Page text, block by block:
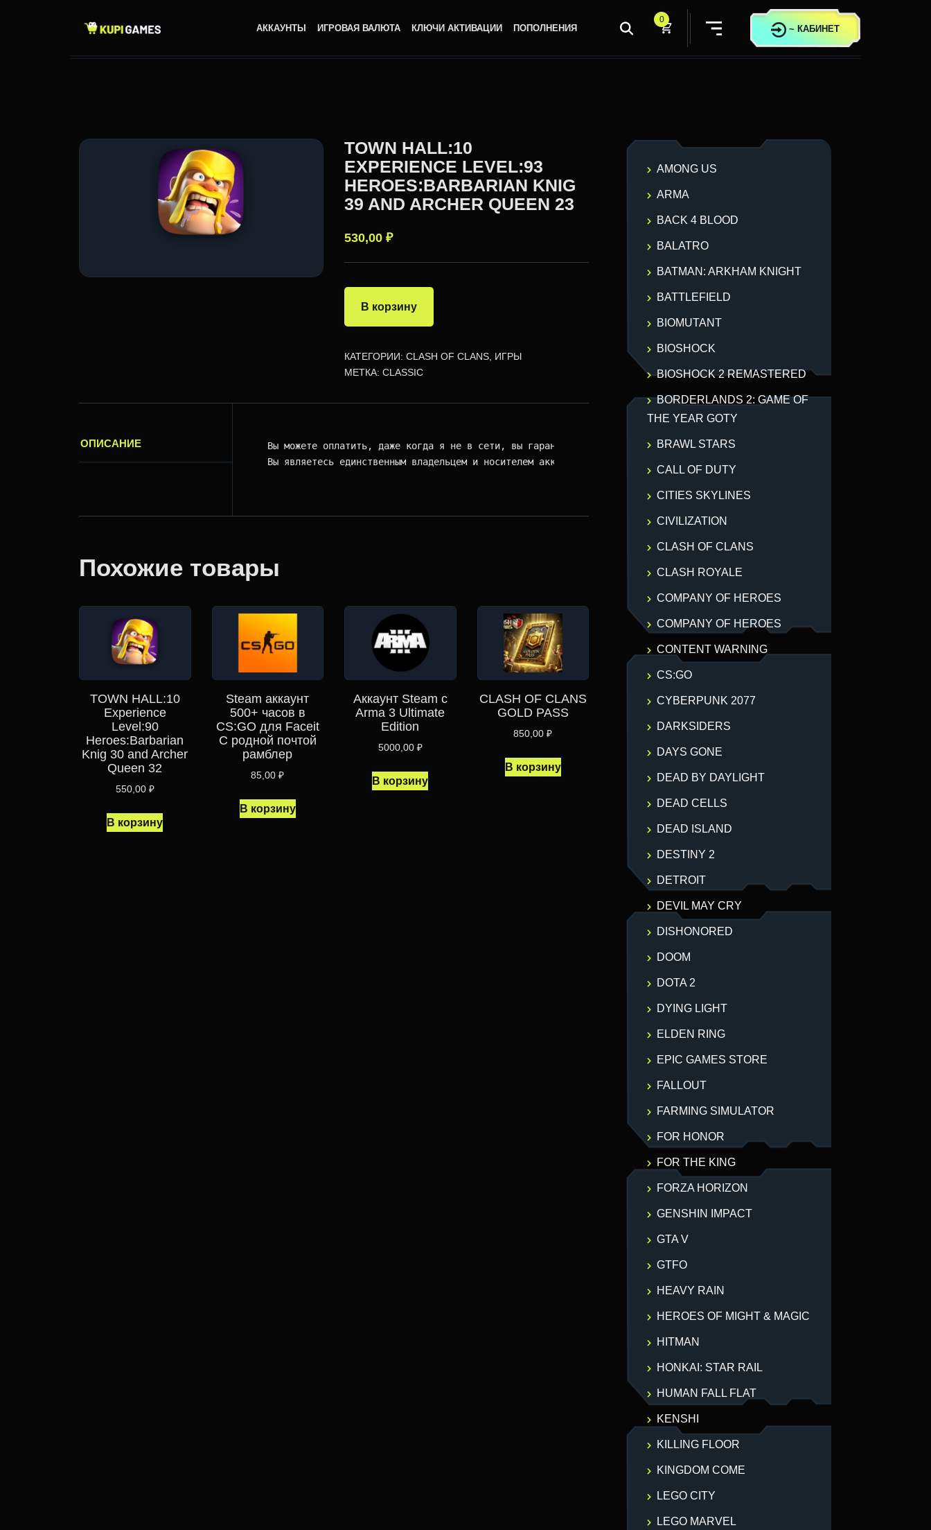
АККАУНТЫ ИГРОВАЯ ВАЛЮТА КЛЮЧИ АКТИВАЦИИ ПОПОЛНЕНИЯ
0
~ КАБИНЕТ
TOWN HALL:10
EXPERIENCE LEVEL:93
HEROES:BARBARIAN KNIG
39 AND ARCHER QUEEN 23
530,00 ₽
В корзину
КАТЕГОРИИ: CLASH OF CLANS, ИГРЫ
МЕТКА: CLASSIC
ОПИСАНИЕ
Вы можете оплатить, даже когда я не в сети, вы гарантированно получите аккаунт.
Вы являетесь единственным владельцем и носителем аккаунта.
Похожие товары
TOWN HALL:10
Experience
Level:90
Heroes:Barbarian
Knig 30 and Archer
Queen 32
550,00 ₽
В корзину
Steam аккаунт
500+ часов в
CS:GO для Faceit
С родной почтой
рамблер
85,00₽
В корзину
Аккаунт Steam c
Arma 3 Ultimate
Edition
5000,00 ₽
В корзину
CLASH OF CLANS
GOLD PASS
850,00₽
В корзину
AMONG US
ARMA
BACK 4 BLOOD
BALATRO
BATMAN: ARKHAM KNIGHT
BATTLEFIELD
BIOMUTANT
BIOSHOCK
BIOSHOCK 2 REMASTERED
BORDERLANDS 2: GAME OF
THE YEAR GOTY
BRAWL STARS
CALL OF DUTY
CITIES SKYLINES
CIVILIZATION
CLASH OF CLANS
CLASH ROYALE
COMPANY OF HEROES
COMPANY OF HEROES
CONTENT WARNING
CS:GO
CYBERPUNK 2077
DARKSIDERS
DAYS GONE
DEAD BY DAYLIGHT
DEAD CELLS
DEAD ISLAND
DESTINY 2
DETROIT
DEVIL MAY CRY
DISHONORED
DOOM
DOTA 2
DYING LIGHT
ELDEN RING
EPIC GAMES STORE
FALLOUT
FARMING SIMULATOR
FOR HONOR
FOR THE KING
FORZA HORIZON
GENSHIN IMPACT
GTA V
GTFO
HEAVY RAIN
HEROES OF MIGHT & MAGIC
HITMAN
HONKAI: STAR RAIL
HUMAN FALL FLAT
KENSHI
KILLING FLOOR
KINGDOM COME
LEGO CITY
LEGO MARVEL